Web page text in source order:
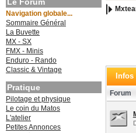
Navigation globale...
Sommaire Général
La Buvette
MX - SX
FMX - Minis
Enduro - Rando
Classic & Vintage
Pratique
Pilotage et physique
Le coin du Matos
L'atelier
Petites Annonces
Forum